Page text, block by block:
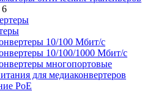
10/100 Мбит/с
10/100/1000 Мбит/c
многопортовые
для медиаконвертеров